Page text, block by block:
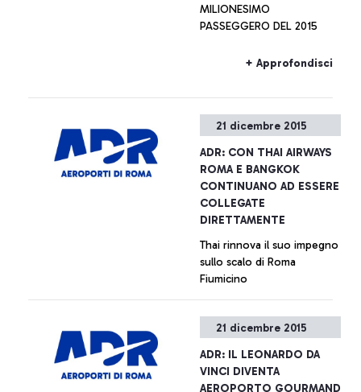
MILIONESIMO
PASSEGGERO DEL 2015
+ Approfondisci
21 dicembre 2015
ADR: CON THAI AIRWAYS
ROMA E BANGKOK
CONTINUANO AD ESSERE
COLLEGATE
DIRETTAMENTE
Thai rinnova il suo impegno
sullo scalo di Roma
Fiumicino
+ Approfondisci
21 dicembre 2015
ADR: IL LEONARDO DA
VINCI DIVENTA
AEROPORTO GOURMAND